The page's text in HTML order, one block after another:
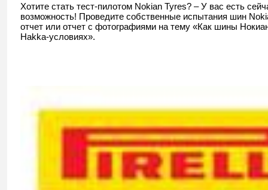
Хотите стать тест-пилотом Nokian Tyres? – У вас есть
возможность! Проведите собственные испытания шин
отчет или отчет с фотографиями на тему «Как шины
Hakka-условиях».